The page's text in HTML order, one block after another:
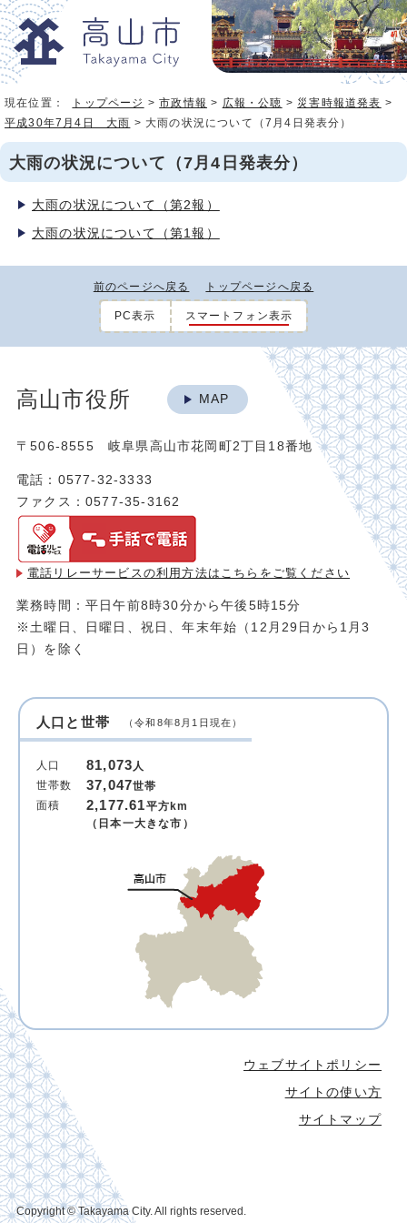
現在位置： トップページ >市政情報 > 広報・公聴 > 災害時報道発表 >
平成30年7月4日 大雨 > 大雨の状況について（7月4日発表分）
大雨の状況について（7月4日発表分）
大雨の状況について（第2報）
大雨の状況について（第1報）
前のページへ戻る トップページへ戻る
PC表示 スマートフォン表示
高山市役所 MAP
〒506-8555 岐阜県高山市花岡町2丁目18番地
電話：0577-32-3333
ファクス：0577-35-3162
電話リレーサービスの利用方法は こちらをご覧ください
業務時間：平日午前8時30分から午後5時15分
※土曜日、日曜日、祝日、年末年始（12月29日から1月3
日）を除く
人口と世帯 （令和8年8月1日現在）
人口 81,073人
世帯数
37,047世帯
面積
2,177.61平方km
（日本一大きな市）
ウェブサイトポリシー
サイトの使い方
サイトマップ
Copyright © Takayama City. All rights reserved.